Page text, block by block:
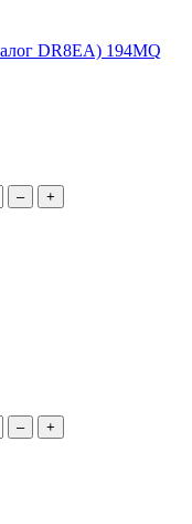
DR8EA) 194MQ
– +
– +